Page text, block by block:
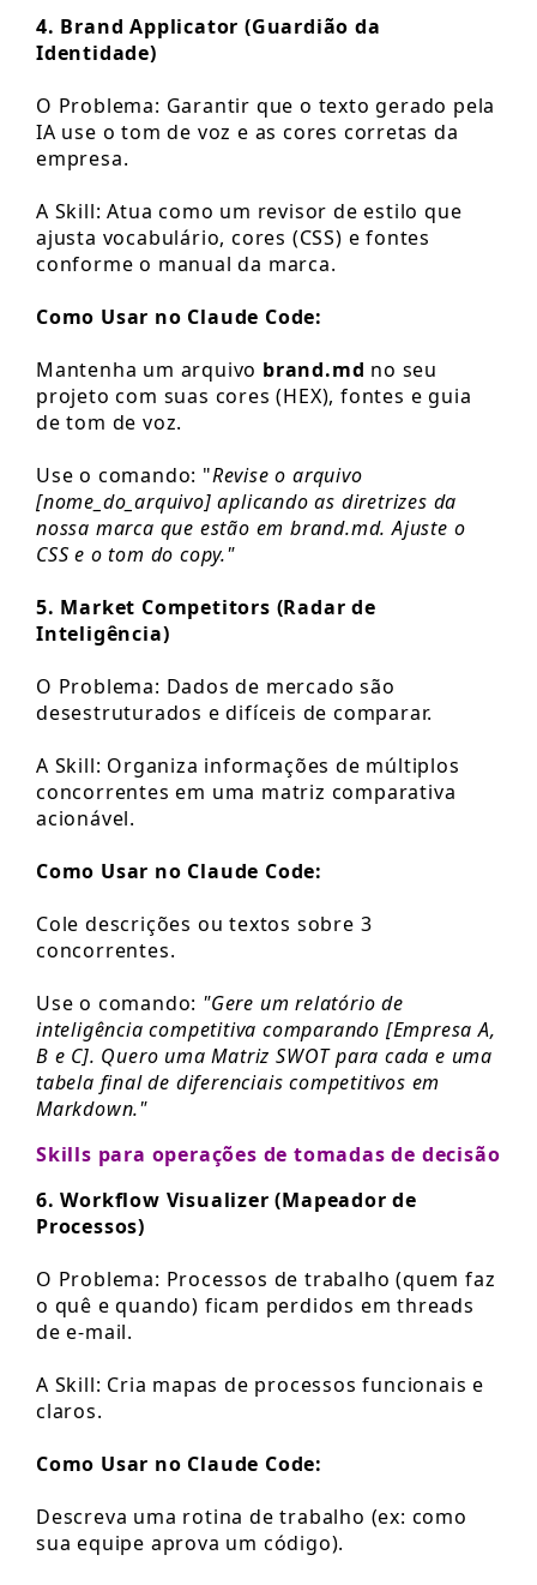
4. Brand Applicator (Guardião da
Identidade)
O Problema: Garantir que o texto gerado pela
IA use o tom de voz e as cores corretas da
empresa.
A Skill: Atua como um revisor de estilo que
ajusta vocabulário, cores (CSS) e fontes
conforme o manual da marca.
Como Usar no Claude Code:
Mantenha um arquivo brand.md no seu
projeto com suas cores (HEX), fontes e guia
de tom de voz.
Use o comando: "Revise o arquivo
[nome_do_arquivo] aplicando as diretrizes da
nossa marca que estão em brand.md. Ajuste o
CSS e o tom do copy."
5. Market Competitors (Radar de
Inteligência)
O Problema: Dados de mercado são
desestruturados e difíceis de comparar.
A Skill: Organiza informações de múltiplos
concorrentes em uma matriz comparativa
acionável.
Como Usar no Claude Code:
Cole descrições ou textos sobre 3
concorrentes.
Use o comando: "Gere um relatório de
inteligência competitiva comparando [Empresa A,
B e C]. Quero uma Matriz SWOT para cada e uma
tabela final de diferenciais competitivos em
Markdown."
Skills para operações de tomadas de decisão
6. Workflow Visualizer (Mapeador de
Processos)
O Problema: Processos de trabalho (quem faz
o quê e quando) ficam perdidos em threads
de e-mail.
A Skill: Cria mapas de processos funcionais e
claros.
Como Usar no Claude Code:
Descreva uma rotina de trabalho (ex: como
sua equipe aprova um código).